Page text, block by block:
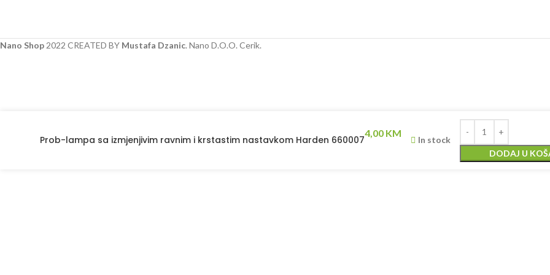
Nano Shop 2022 CREATED BY Mustafa Dzanic. Nano D.O.O. Cerik.
Prob-lampa sa izmjenjivim ravnim i krstastim nastavkom Harden 660007
4,00 KM
In stock
DODAJ U